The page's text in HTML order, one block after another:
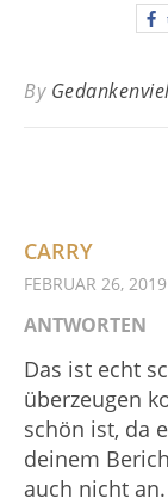
By
CARRY
FEBRUAR 26,
ANTWORTEN
Das ist echt
überzeugen
schön ist, da
deinem
auch nicht an.